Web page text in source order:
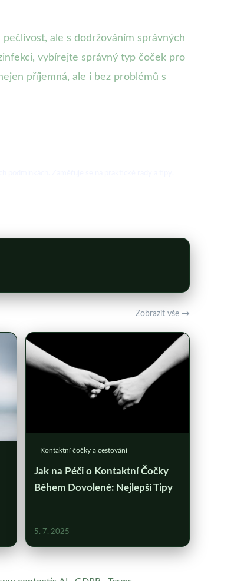
ale s dodržováním správných
vybírejte správný typ čoček pro
příjemná, ale i bez problémů s
Zobrazit vše →
Kontaktní čočky a cestování
Jak na Péči o Kontaktní Čočky
Během Dovolené: Nejlepší Tipy
5. 7. 2025